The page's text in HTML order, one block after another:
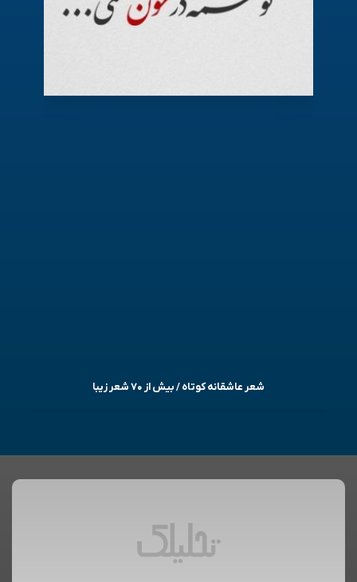
شعر عاشقانه کوتاه / بیش از ۷۰ شعر زیبا